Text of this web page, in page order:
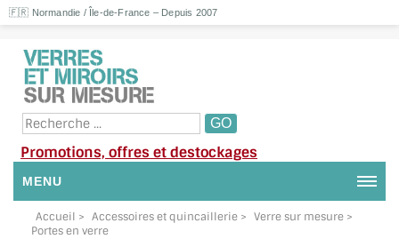
🇫🇷 Normandie / Île-de-France – Depuis 2007
Promotions, offres et destockages
MENU
NOUS CONTACTER
Accueil > Accessoires et quincaillerie > Verre sur mesure >
Portes en verre